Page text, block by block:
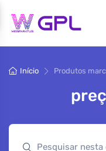
Início Produtos